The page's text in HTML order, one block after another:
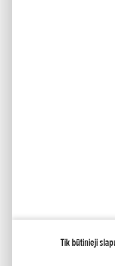
Tik būtinieji